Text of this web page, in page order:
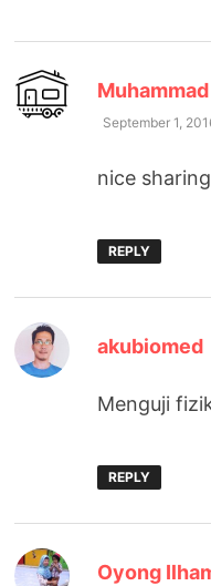
September 1,
nice sharing
REPLY
akubiomed
Menguji
REPLY
Oyong